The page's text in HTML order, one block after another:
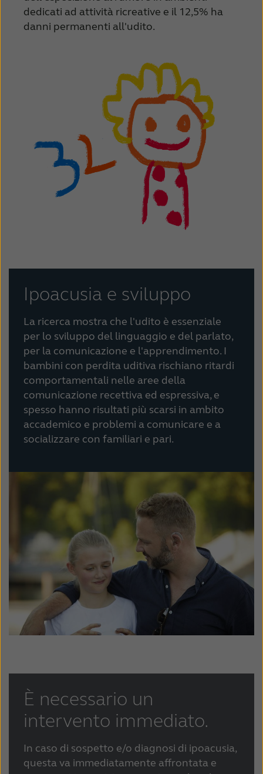
Schweiz Suisse
United Kingdom
Österreich
日本
dedicati ad attività ricreative e il 12,5% ha
danni permanenti all'udito.
Ipoacusia e sviluppo
La ricerca mostra che l'udito è essenziale
per lo sviluppo del linguaggio e del parlato,
per la comunicazione e l'apprendimento. I
bambini con perdita uditiva rischiano ritardi
comportamentali nelle aree della
comunicazione recettiva ed espressiva, e
spesso hanno risultati più scarsi in ambito
accademico e problemi a comunicare e a
socializzare con familiari e pari.
È necessario un
intervento immediato.
In caso di sospetto e/o diagnosi di ipoacusia,
questa va immediatamente affrontata e